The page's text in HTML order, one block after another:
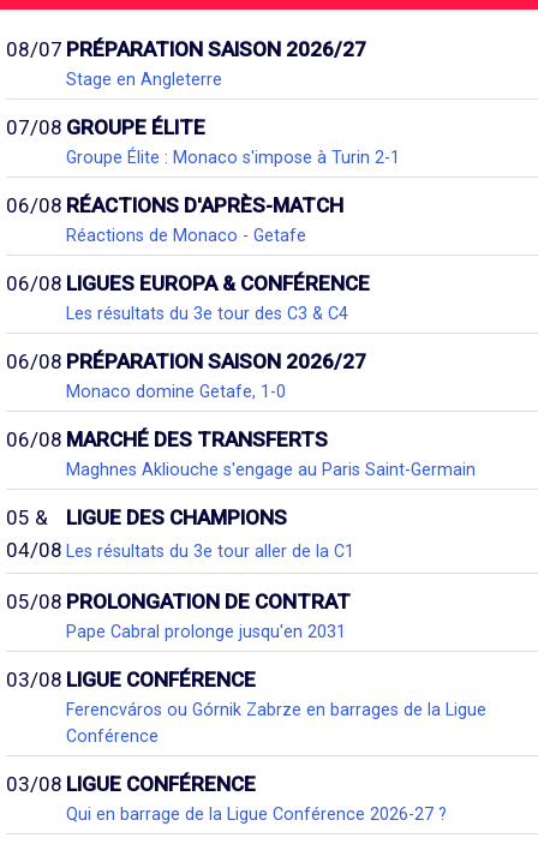
08/07 PRÉPARATION SAISON 2026/27
Stage en Angleterre
07/08 GROUPE ÉLITE
Groupe Élite : Monaco s'impose à Turin 2-1
06/08 RÉACTIONS D'APRÈS-MATCH
Réactions de Monaco - Getafe
06/08 LIGUES EUROPA & CONFÉRENCE
Les résultats du 3e tour des C3 & C4
06/08 PRÉPARATION SAISON 2026/27
Monaco domine Getafe, 1-0
06/08 MARCHÉ DES TRANSFERTS
Maghnes Akliouche s'engage au Paris Saint-Germain
05 &
04/08
LIGUE DES CHAMPIONS
Les résultats du 3e tour aller de la C1
05/08 PROLONGATION DE CONTRAT
Pape Cabral prolonge jusqu'en 2031
03/08 LIGUE CONFÉRENCE
Ferencváros ou Górnik Zabrze en barrages de la Ligue
Conférence
03/08 LIGUE CONFÉRENCE
Qui en barrage de la Ligue Conférence 2026-27 ?